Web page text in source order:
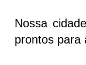
Nossa
prontos para